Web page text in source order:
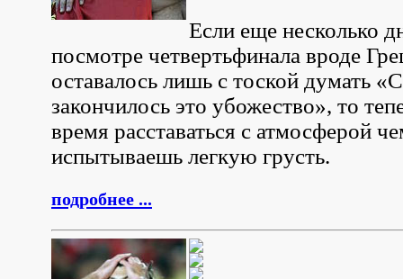
Если еще несколько
посмотре четвертьфинала вроде
оставалось лишь с тоской думать
закончилось это убожество», то
время расставаться с атмосферой
испытываешь легкую грусть.
подробнее ...